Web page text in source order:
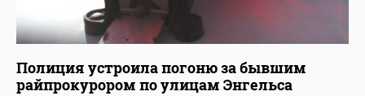
Полиция устроила погоню за бывшим
райпрокурором по улицам Энгельса